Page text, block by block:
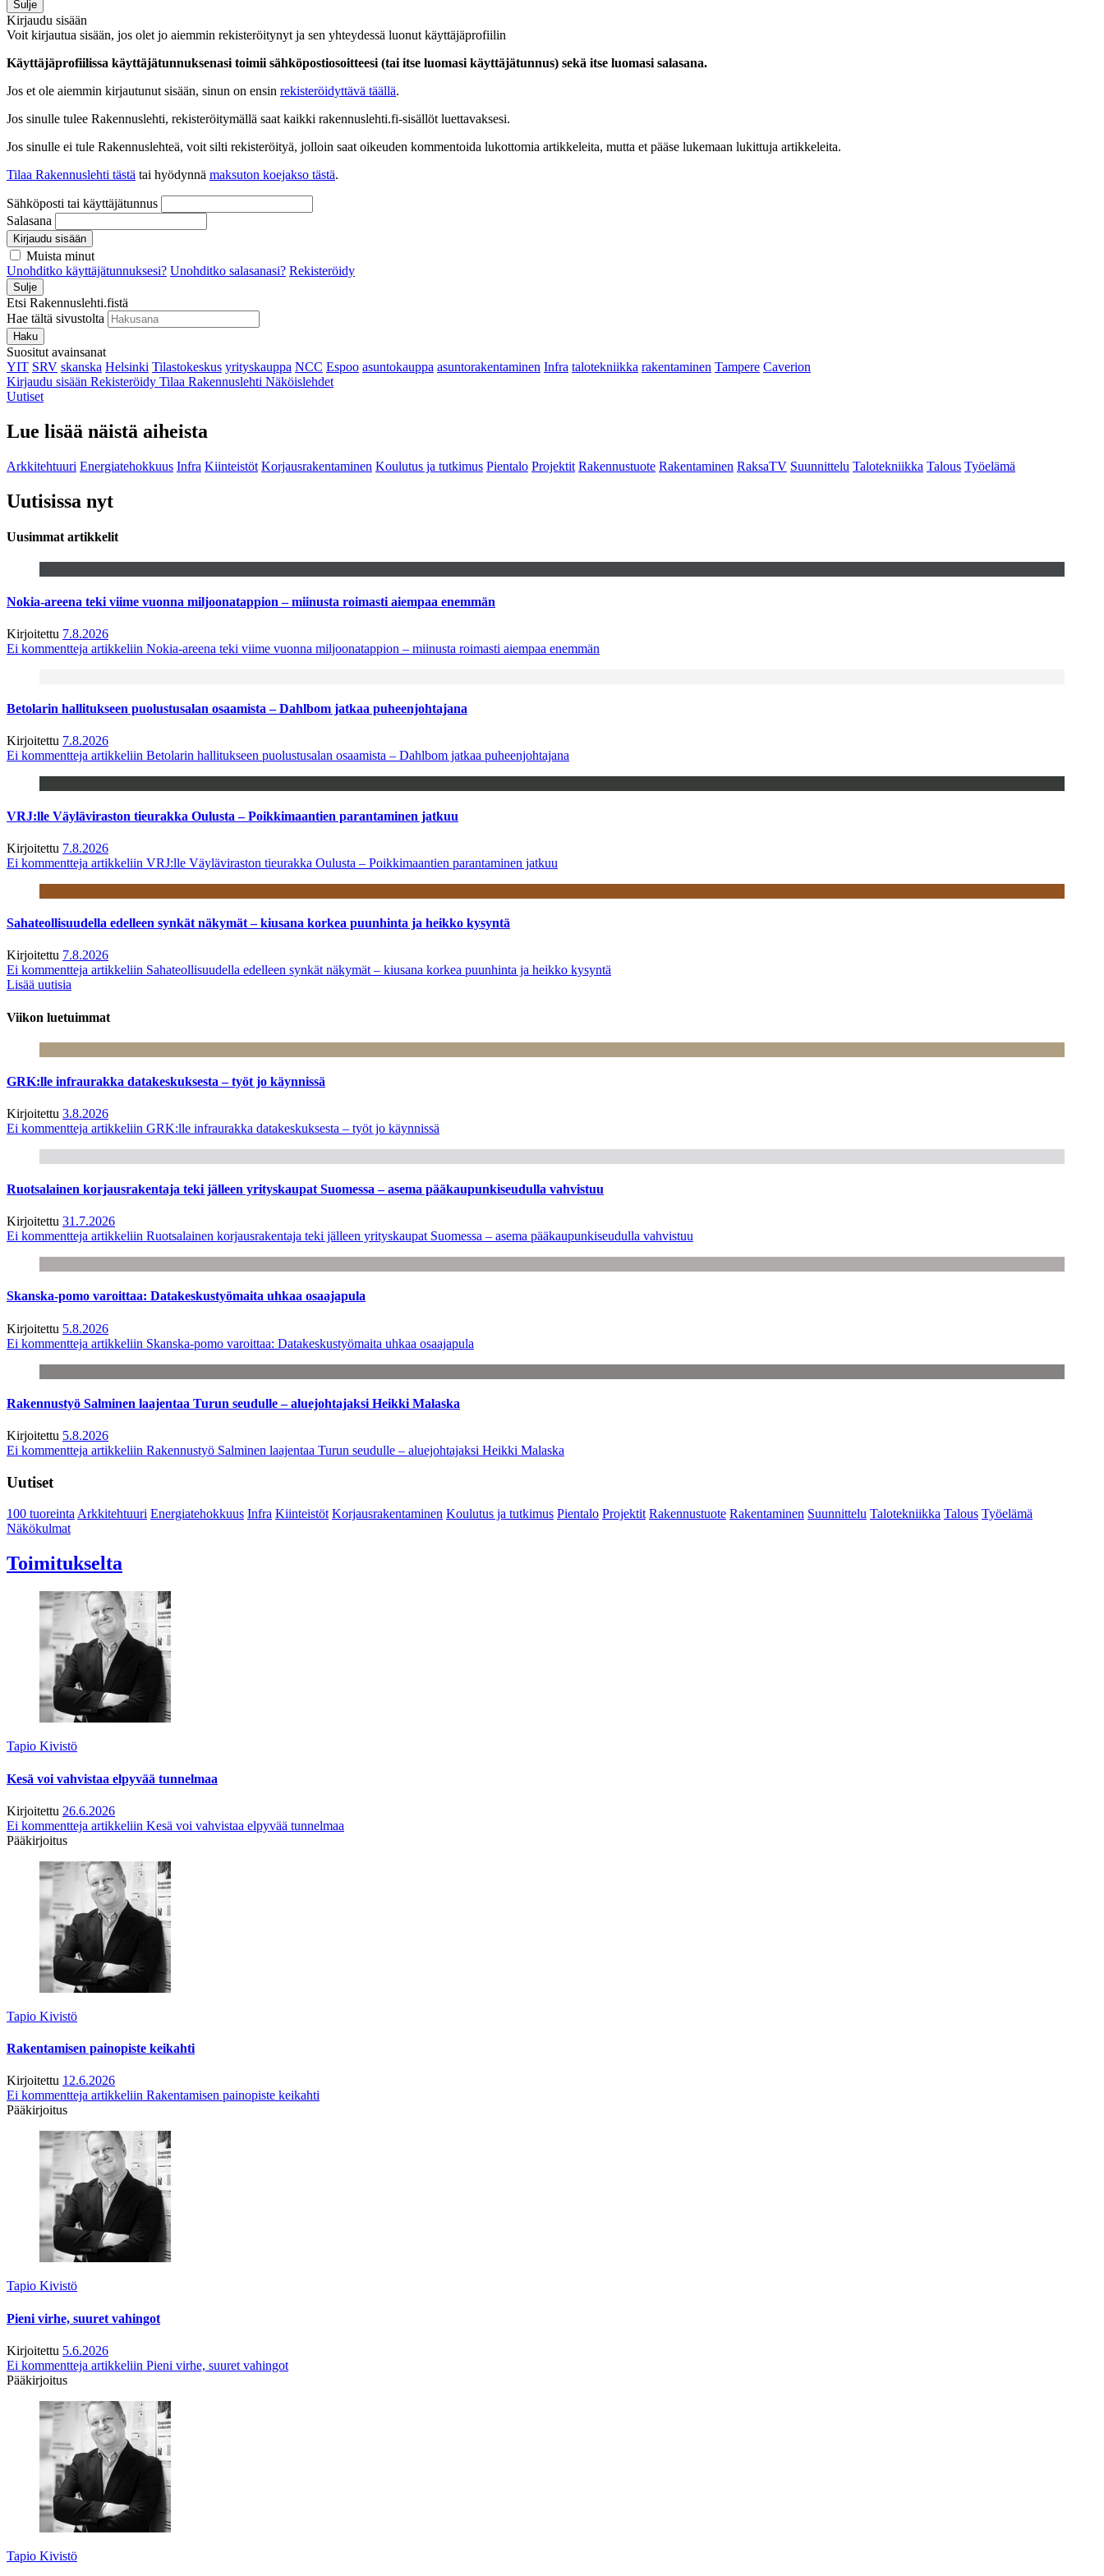
Sulje
Kirjaudu sisään
Voit kirjautua sisään, jos olet jo aiemmin rekisteröitynyt ja sen yhteydessä luonut käyttäjäprofiilin
Käyttäjäprofiilissa käyttäjätunnuksenasi toimii sähköpostiosoitteesi (tai itse luomasi käyttäjätunnus) sekä itse luomasi salasana.
Jos et ole aiemmin kirjautunut sisään, sinun on ensin rekisteröidyttävä täällä.
Jos sinulle tulee Rakennuslehti, rekisteröitymällä saat kaikki rakennuslehti.fi-sisällöt luettavaksesi.
Jos sinulle ei tule Rakennuslehteä, voit silti rekisteröityä, jolloin saat oikeuden kommentoida lukottomia artikkeleita, mutta et pääse lukemaan lukittuja artikkeleita.
Tilaa Rakennuslehti tästä tai hyödynnä maksuton koejakso tästä.
Sähköposti tai käyttäjätunnus
Salasana
Kirjaudu sisään
Muista minut
Unohditko käyttäjätunnuksesi? Unohditko salasanasi? Rekisteröidy
Sulje
Etsi Rakennuslehti.fistä
Hae tältä sivustolta
Haku
Suositut avainsanat
YIT SRV skanska Helsinki Tilastokeskus yrityskauppa NCC Espoo asuntokauppa asuntorakentaminen Infra talotekniikka rakentaminen Tampere Caverion
Kirjaudu sisään Rekisteröidy Tilaa Rakennuslehti Näköislehdet
Uutiset
Lue lisää näistä aiheista
Arkkitehtuuri Energiatehokkuus Infra Kiinteistöt Korjausrakentaminen Koulutus ja tutkimus Pientalo Projektit Rakennustuote Rakentaminen RaksaTV Suunnittelu Talotekniikka Talous Työelämä
Uutisissa nyt
Uusimmat artikkelit
Nokia-areena teki viime vuonna miljoonatappion – miinusta roimasti aiempaa enemmän
Kirjoitettu 7.8.2026
Ei kommentteja artikkeliin Nokia-areena teki viime vuonna miljoonatappion – miinusta roimasti aiempaa enemmän
Betolarin hallitukseen puolustusalan osaamista – Dahlbom jatkaa puheenjohtajana
Kirjoitettu 7.8.2026
Ei kommentteja artikkeliin Betolarin hallitukseen puolustusalan osaamista – Dahlbom jatkaa puheenjohtajana
VRJ:lle Väyläviraston tieurakka Oulusta – Poikkimaantien parantaminen jatkuu
Kirjoitettu 7.8.2026
Ei kommentteja artikkeliin VRJ:lle Väyläviraston tieurakka Oulusta – Poikkimaantien parantaminen jatkuu
Sahateollisuudella edelleen synkät näkymät – kiusana korkea puunhinta ja heikko kysyntä
Kirjoitettu 7.8.2026
Ei kommentteja artikkeliin Sahateollisuudella edelleen synkät näkymät – kiusana korkea puunhinta ja heikko kysyntä
Lisää uutisia
Viikon luetuimmat
GRK:lle infraurakka datakeskuksesta – työt jo käynnissä
Kirjoitettu 3.8.2026
Ei kommentteja artikkeliin GRK:lle infraurakka datakeskuksesta – työt jo käynnissä
Ruotsalainen korjausrakentaja teki jälleen yrityskaupat Suomessa – asema pääkaupunkiseudulla vahvistuu
Kirjoitettu 31.7.2026
Ei kommentteja artikkeliin Ruotsalainen korjausrakentaja teki jälleen yrityskaupat Suomessa – asema pääkaupunkiseudulla vahvistuu
Skanska-pomo varoittaa: Datakeskustyömaita uhkaa osaajapula
Kirjoitettu 5.8.2026
Ei kommentteja artikkeliin Skanska-pomo varoittaa: Datakeskustyömaita uhkaa osaajapula
Rakennustyö Salminen laajentaa Turun seudulle – aluejohtajaksi Heikki Malaska
Kirjoitettu 5.8.2026
Ei kommentteja artikkeliin Rakennustyö Salminen laajentaa Turun seudulle – aluejohtajaksi Heikki Malaska
Uutiset
100 tuoreintaArkkitehtuuri Energiatehokkuus Infra Kiinteistöt Korjausrakentaminen Koulutus ja tutkimus Pientalo Projektit Rakennustuote Rakentaminen Suunnittelu Talotekniikka Talous Työelämä
Näkökulmat
Toimitukselta
Tapio Kivistö
Kesä voi vahvistaa elpyvää tunnelmaa
Kirjoitettu 26.6.2026
Ei kommentteja artikkeliin Kesä voi vahvistaa elpyvää tunnelmaa
Pääkirjoitus
Tapio Kivistö
Rakentamisen painopiste keikahti
Kirjoitettu 12.6.2026
Ei kommentteja artikkeliin Rakentamisen painopiste keikahti
Pääkirjoitus
Tapio Kivistö
Pieni virhe, suuret vahingot
Kirjoitettu 5.6.2026
Ei kommentteja artikkeliin Pieni virhe, suuret vahingot
Pääkirjoitus
Tapio Kivistö